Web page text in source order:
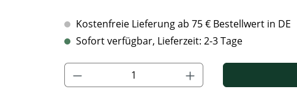
Kostenfreie Lieferung ab 75 € Bestellwert in DE
Sofort verfügbar, Lieferzeit: 2-3 Tage
Produkt Anzahl: Gib den gewünschten Wert ein oder